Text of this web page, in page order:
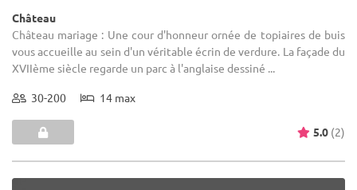
Château
Château mariage : Une cour d'honneur ornée de topiaires de buis
vous accueille au sein d'un véritable écrin de verdure. La façade du
XVIIème siècle regarde un parc à l'anglaise dessiné ...
30-200 14 max
5.0 (2)